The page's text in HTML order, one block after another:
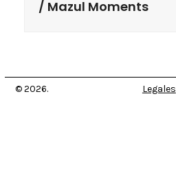
Mazul Moments
© 2026. Legales